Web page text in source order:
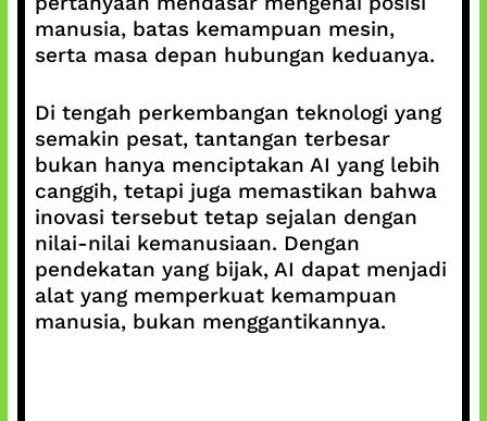
manusia, batas kemampuan mesin,
serta masa depan hubungan keduanya.
Di tengah perkembangan teknologi yang
semakin pesat, tantangan terbesar
bukan hanya menciptakan AI yang lebih
canggih, tetapi juga memastikan bahwa
inovasi tersebut tetap sejalan dengan
nilai-nilai kemanusiaan. Dengan
pendekatan yang bijak, AI dapat menjadi
alat yang memperkuat kemampuan
manusia, bukan menggantikannya.